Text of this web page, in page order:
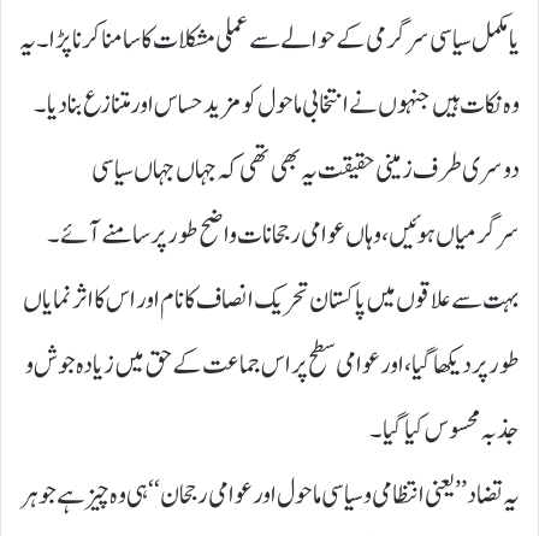
یا مکمل سیاسی سرگرمی کے حوالے سے عملی مشکلات کا سامنا کرنا پڑا۔ یہ
وہ نکات ہیں جنہوں نے انتخابی ماحول کو مزید حساس اور متنازع بنا دیا۔
دوسری طرف زمینی حقیقت یہ بھی تھی کہ جہاں جہاں سیاسی
سرگرمیاں ہوئیں، وہاں عوامی رجحانات واضح طور پر سامنے آئے۔
بہت سے علاقوں میں پاکستان تحریک انصاف کا نام اور اس کا اثر نمایاں
طور پر دیکھا گیا، اور عوامی سطح پر اس جماعت کے حق میں زیادہ جوش و
جذبہ محسوس کیا گیا ۔
یہ تضاد’’ یعنی انتظامی و سیاسی ماحول اور عوامی رجحان‘‘ ہی وہ چیز ہے جو ہر